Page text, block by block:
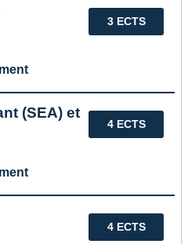
3 ECTS
4 ECTS
(SEA) et
4 ECTS